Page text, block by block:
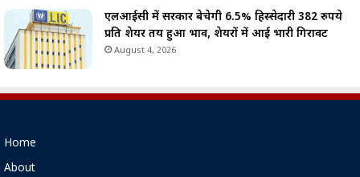
एलआईसी में सरकार बेचेगी 6.5% हिस्सेदारी 382 रुपये
प्रति शेयर तय हुआ भाव, शेयरों में आई भारी गिरावट
August 4, 2026
Home
About